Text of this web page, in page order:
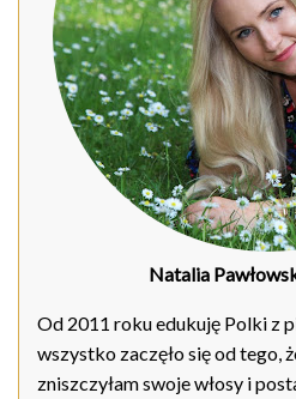
Natalia
Od 2011 roku edukuję Polki z
wszystko zaczęło się od tego,
zniszczyłam swoje włosy i